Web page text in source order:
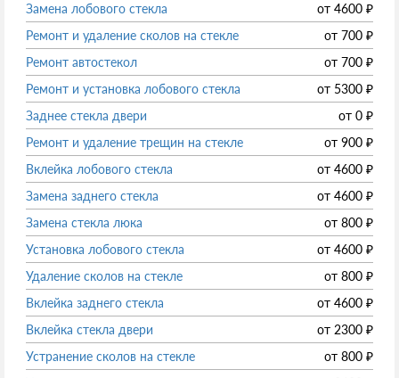
Замена лобового стекла
от 4600 ₽
Ремонт и удаление сколов на стекле
от 700 ₽
Ремонт автостекол
от 700 ₽
Ремонт и установка лобового стекла
от 5300 ₽
Заднее стекла двери
от 0 ₽
Ремонт и удаление трещин на стекле
от 900 ₽
Вклейка лобового стекла
от 4600 ₽
Замена заднего стекла
от 4600 ₽
Замена стекла люка
от 800 ₽
Установка лобового стекла
от 4600 ₽
Удаление сколов на стекле
от 800 ₽
Вклейка заднего стекла
от 4600 ₽
Вклейка стекла двери
от 2300 ₽
Устранение сколов на стекле
от 800 ₽